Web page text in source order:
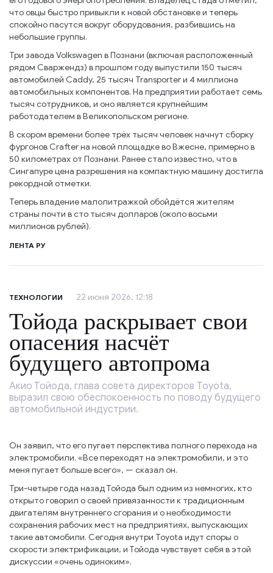
что овцы быстро привыкли к новой обстановке и теперь
спокойно пасутся вокруг оборудования, разбившись на
небольшие группы.
Три завода Volkswagen в Познани (включая расположенный
рядом Сваржендз) в прошлом году выпустили 150 тысяч
автомобилей Caddy, 25 тысяч Transporter и 4 миллиона
автомобильных компонентов. На предприятии работает семь
тысяч сотрудников, и оно является крупнейшим
работодателем в Великопольском регионе.
В скором времени более трёх тысяч человек начнут сборку
фургонов Crafter на новой площадке во Вжесне, примерно в
50 километрах от Познани. Ранее стало известно, что в
Сингапуре цена разрешения на компактную машину достигла
рекордной отметки.
Теперь владение малолитражкой обойдётся жителям
страны почти в сто тысяч долларов (около восьми
миллионов рублей).
ЛЕНТА РУ
ТЕХНОЛОГИИ 22 июня 2026, 12:18
Тойода раскрывает свои
опасения насчёт
будущего автопрома
Акио Тойода, глава совета директоров Toyota,
выразил свою обеспокоенность по поводу будущего
автомобильной индустрии.
Он заявил, что его пугает перспектива полного перехода на
электромобили. «Все переходят на электромобили, и это
меня пугает больше всего», — сказал он.
Три-четыре года назад Тойода был одним из немногих, кто
открыто говорил о своей привязанности к традиционным
двигателям внутреннего сгорания и о необходимости
сохранения рабочих мест на предприятиях, выпускающих
такие автомобили. Сегодня внутри Toyota идут споры о
скорости электрификации, и Тойода чувствует себя в этой
дискуссии «очень одиноким».